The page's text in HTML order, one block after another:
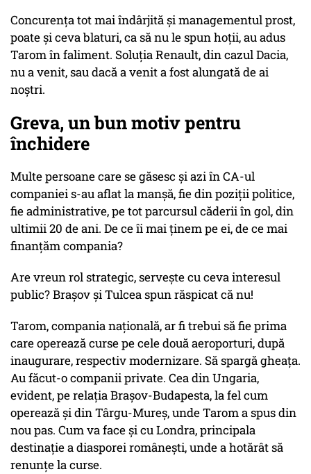
Concurența tot mai îndârjită și managementul prost,
poate și ceva blaturi, ca să nu le spun hoții, au adus
Tarom în faliment. Soluția Renault, din cazul Dacia,
nu a venit, sau dacă a venit a fost alungată de ai
noștri.
Greva, un bun motiv pentru
închidere
Multe persoane care se găsesc și azi în CA-ul
companiei s-au aflat la manșă, fie din poziții politice,
fie administrative, pe tot parcursul căderii în gol, din
ultimii 20 de ani. De ce îi mai ținem pe ei, de ce mai
finanțăm compania?
Are vreun rol strategic, servește cu ceva interesul
public? Brașov și Tulcea spun răspicat că nu!
Tarom, compania națională, ar fi trebui să fie prima
care operează curse pe cele două aeroporturi, după
inaugurare, respectiv modernizare. Să spargă gheața.
Au făcut-o companii private. Cea din Ungaria,
evident, pe relația Brașov-Budapesta, la fel cum
operează și din Târgu-Mureș, unde Tarom a spus din
nou pas. Cum va face și cu Londra, principala
destinație a diasporei românești, unde a hotărât să
renunțe la curse.